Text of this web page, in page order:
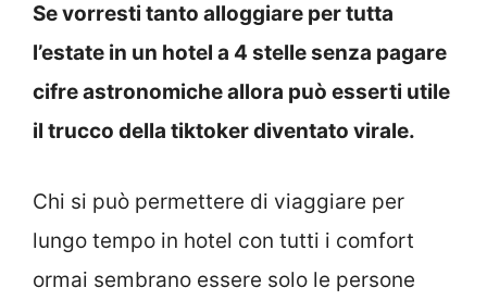
Se vorresti tanto alloggiare per tutta
l’estate in un hotel a 4 stelle senza pagare
cifre astronomiche allora può esserti utile
il trucco della tiktoker diventato virale.
Chi si può permettere di viaggiare per
lungo tempo in hotel con tutti i comfort
ormai sembrano essere solo le persone